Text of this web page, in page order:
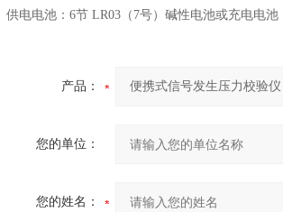
供电电池： 6节 LR03（7号） 碱性电池或充电电池
产品：
您的单位：
您的姓名：